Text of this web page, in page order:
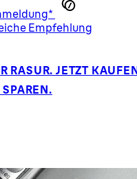
Empfehlung
RASUR. JETZT